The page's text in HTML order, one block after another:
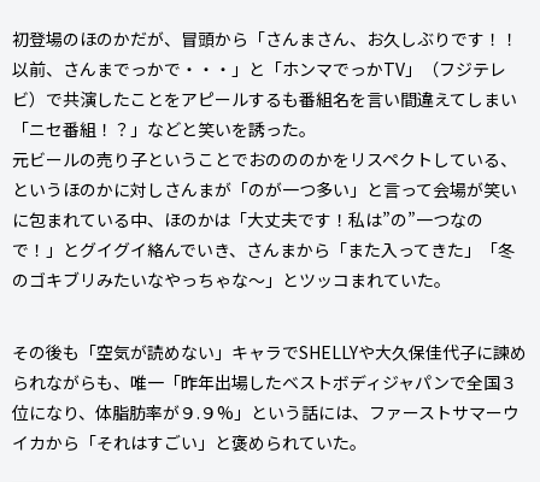
初登場のほのかだが、冒頭から「さんまさん、お久しぶりです！！
以前、さんまでっかで・・・」と「ホンマでっかTV」（フジテレ
ビ）で共演したことをアピールするも番組名を言い間違えてしまい
「ニセ番組！？」などと笑いを誘った。
元ビールの売り子ということでおのののかをリスペクトしている、
というほのかに対しさんまが「のが一つ多い」と言って会場が笑い
に包まれている中、ほのかは「大丈夫です！私は”の”一つなの
で！」とグイグイ絡んでいき、さんまから「また入ってきた」「冬
のゴキブリみたいなやっちゃな〜」とツッコまれていた。
その後も「空気が読めない」キャラでSHELLYや大久保佳代子に諫め
られながらも、唯一「昨年出場したベストボディジャパンで全国３
位になり、体脂肪率が９.９%」という話には、ファーストサマーウ
イカから「それはすごい」と褒められていた。